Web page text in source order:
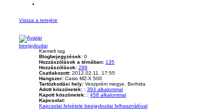
Vissza a tetejére
beejaybudai
Kiemelt tag
Blogbejegyzések: 0
Hozzászólások a témában: 135
Hozzászólások: 289
Csatlakozott: 2012.02.11. 17:55
Hangszer: Casio MZ-X 500
Tartózkodási hely: Veszprém megye, Berhida
Adott köszönetek: : 393 alkalommal
Kapott köszönetek: : 458 alkalommal
Kapcsolat:
Kapcsolat felvétele beejaybudai felhasználóval